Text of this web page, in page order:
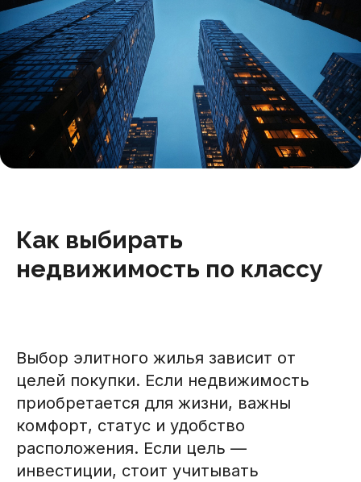
Как выбирать
недвижимость по классу
Выбор элитного жилья зависит от
целей покупки. Если недвижимость
приобретается для жизни, важны
комфорт, статус и удобство
расположения. Если цель —
инвестиции, стоит учитывать